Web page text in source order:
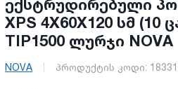
ექსტრუდირებული
XPS 4X60X120 სმ (10
TIP1500 ლურჯი NOVA
NOVA პროდუქტის კოდი: